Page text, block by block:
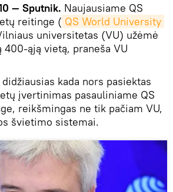
— Sputnik. Naujausiame QS
reitinge ( QS World University
universitetas (VU) užėmė
400-ąją vietą, praneša VU
kada nors pasiektas
įvertinimas pasauliniame QS
reikšmingas ne tik pačiam VU,
švietimo sistemai.